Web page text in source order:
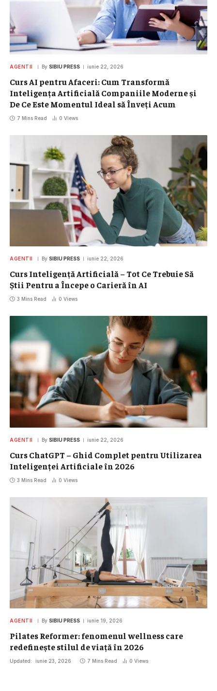
AGENTII By SIBIU PRESS iunie 22, 2026
Curs AI pentru Afaceri: Cum Transformă
Inteligența Artificială Companiile Moderne și
De Ce Este Momentul Ideal să Înveți Acum
7 Mins Read 0 Views
AGENTII By SIBIU PRESS iunie 22, 2026
Curs Inteligență Artificială – Tot Ce Trebuie Să
Știi Pentru a Începe o Carieră în AI
3 Mins Read 0 Views
AGENTII By SIBIU PRESS iunie 22, 2026
Curs ChatGPT – Ghid Complet pentru Utilizarea
Inteligenței Artificiale în 2026
3 Mins Read 0 Views
AGENTII By SIBIU PRESS iunie 19, 2026
Pilates Reformer: fenomenul wellness care
redefinește stilul de viață în 2026
Updated: iunie 23, 2026 7 Mins Read 0 Views